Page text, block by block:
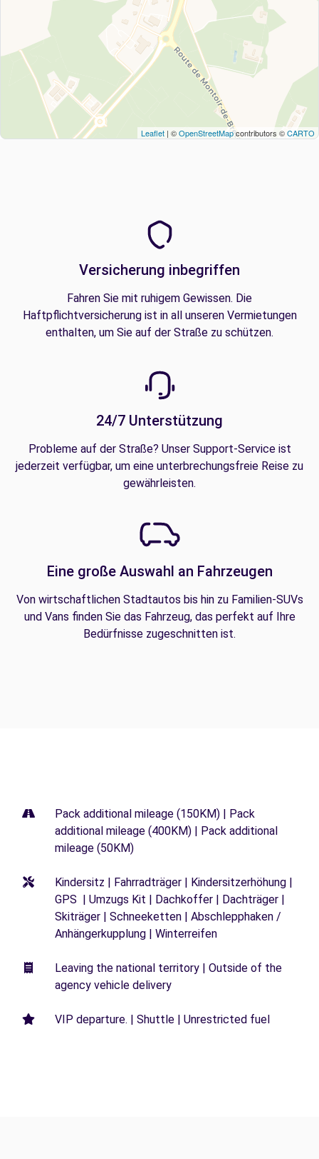
Leaflet | ©OpenStreetMapcontributors ©CARTO
Versicherung inbegriffen
Fahren Sie mit ruhigem Gewissen. Die
Haftpflichtversicherung ist in all unseren Vermietungen
enthalten, um Sie auf der Straße zu schützen.
24/7 Unterstützung
Probleme auf der Straße? Unser Support-Service ist
jederzeit verfügbar, um eine unterbrechungsfreie Reise zu
gewährleisten.
Eine große Auswahl an Fahrzeugen
Von wirtschaftlichen Stadtautos bis hin zu Familien-SUVs
und Vans finden Sie das Fahrzeug, das perfekt auf Ihre
Bedürfnisse zugeschnitten ist.
Pack additional mileage (150KM) | Pack
additional mileage (400KM) | Pack additional
mileage (50KM)
Kindersitz | Fahrradträger | Kindersitzerhöhung |
GPS | Umzugs Kit | Dachkoffer | Dachträger |
Skiträger | Schneeketten | Abschlepphaken /
Anhängerkupplung | Winterreifen
Leaving the national territory | Outside of the
agency vehicle delivery
VIP departure. | Shuttle | Unrestricted fuel